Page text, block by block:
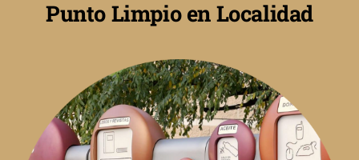
Punto Limpio en Localidad